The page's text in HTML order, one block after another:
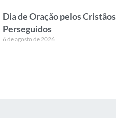
Dia de Oração pelos Cristãos
Perseguidos
6 de agosto de 2026